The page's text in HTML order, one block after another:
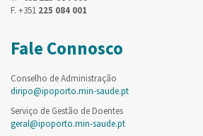
F. +351 225 084 001
Fale Connosco
Conselho de Administração
diripo@ipoporto.min-saude.pt
Serviço de Gestão de Doentes
geral@ipoporto.min-saude.pt